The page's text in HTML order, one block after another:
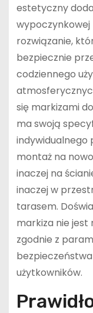
estetyczny
wypoczynkowej
rozwiązanie,
bezpiecznie
codziennego
się markizami
ma swoją
indywidualnego
montaż na
inaczej na
inaczej w
tarasem.
markiza nie
zgodnie z
użytkowników.